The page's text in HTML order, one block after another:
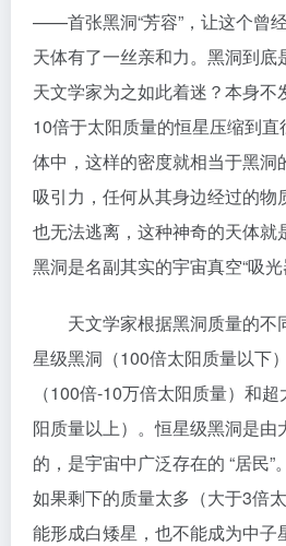
——首张黑洞“芳容”，让这个曾
天体有了一丝亲和力。黑洞到
天文学家为之如此着迷？本身
10倍于太阳质量的恒星压缩到
体中，这样的密度就相当于黑洞
吸引力，任何从其身边经过的物
也无法逃离，这种神奇的天体就
黑洞是名副其实的宇宙真空“吸光
天文学家根据黑洞质量的不
星级黑洞（100倍太阳质量以下
（100倍-10万倍太阳质量）和
阳质量以上）。恒星级黑洞是由
的，是宇宙中广泛存在的 “居民
如果剩下的质量太多（大于3倍
能形成白矮星，也不能成为中子